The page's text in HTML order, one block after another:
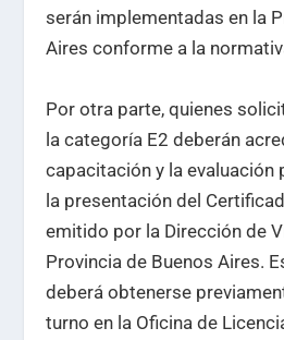
serán implementadas en la
Aires conforme a la
Por otra parte, quienes
la categoría E2 deberán
capacitación y la evaluación
la presentación del
emitido por la Dirección de
Provincia de Buenos Aires.
deberá obtenerse
turno en la Oficina de